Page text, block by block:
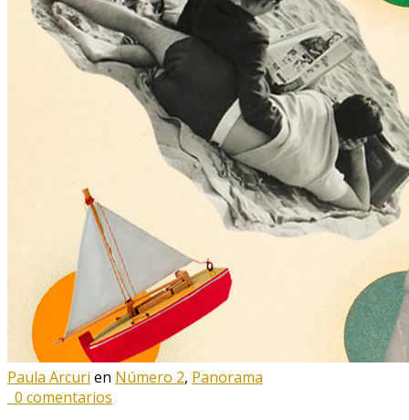
Paula Arcuri en Número 2, Panorama
0 comentarios